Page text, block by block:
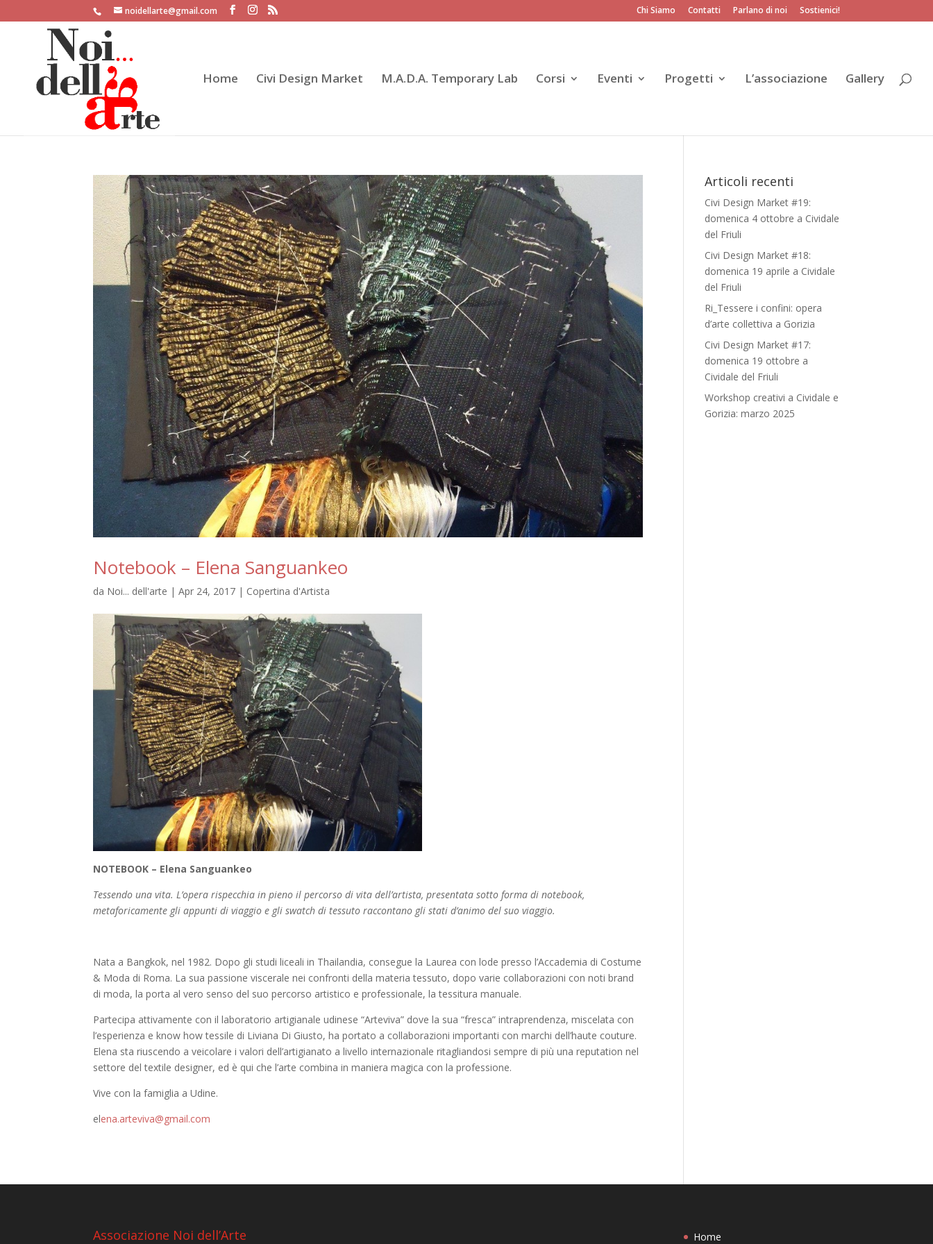
noidellarte@gmail.com Chi Siamo Contatti Parlano di noi Sostienici!
Home Civi Design Market M.A.D.A. Temporary Lab Corsi Eventi Progetti L’associazione Gallery
Notebook – Elena Sanguankeo
da Noi... dell'arte |Apr 24, 2017 | Copertina d'Artista
NOTEBOOK – Elena Sanguankeo
Tessendo una vita. L’opera rispecchia in pieno il percorso di vita dell’artista, presentata sotto forma di notebook,
metaforicamente gli appunti di viaggio e gli swatch di tessuto raccontano gli stati d’animo del suo viaggio.
Nata a Bangkok, nel 1982. Dopo gli studi liceali in Thailandia, consegue la Laurea con lode presso l’Accademia di Costume
& Moda di Roma. La sua passione viscerale nei confronti della materia tessuto, dopo varie collaborazioni con noti brand
di moda, la porta al vero senso del suo percorso artistico e professionale, la tessitura manuale.
Partecipa attivamente con il laboratorio artigianale udinese “Arteviva” dove la sua “fresca” intraprendenza, miscelata con
l’esperienza e know how tessile di Liviana Di Giusto, ha portato a collaborazioni importanti con marchi dell’haute couture.
Elena sta riuscendo a veicolare i valori dell’artigianato a livello internazionale ritagliandosi sempre di più una reputation nel
settore del textile designer, ed è qui che l’arte combina in maniera magica con la professione.
Vive con la famiglia a Udine.
elena.arteviva@gmail.com
Articoli recenti
Civi Design Market #19:
domenica 4 ottobre a Cividale
del Friuli
Civi Design Market #18:
domenica 19 aprile a Cividale
del Friuli
Ri_Tessere i confini: opera
d’arte collettiva a Gorizia
Civi Design Market #17:
domenica 19 ottobre a
Cividale del Friuli
Workshop creativi a Cividale e
Gorizia: marzo 2025
Associazione Noi dell’Arte Home